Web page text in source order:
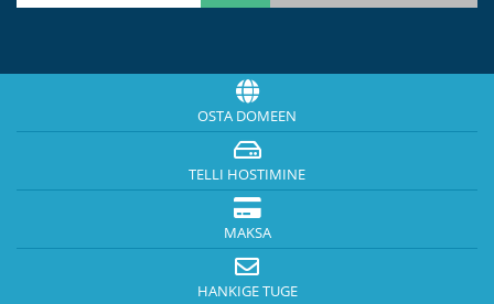
OSTA DOMEEN
TELLI HOSTIMINE
MAKSA
HANKIGE TUGE